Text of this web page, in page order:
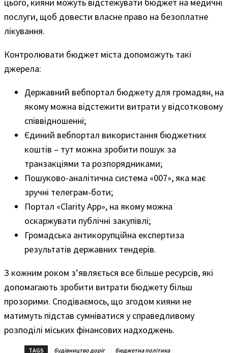
цього, кияни можуть відстежувати бюджет на медичні
послуги, щоб довести власне право на безоплатне
лікування.
Контролювати бюджет міста допоможуть такі
джерела:
Державний вебпортал бюджету для громадян, на
якому можна відстежити витрати у відсотковому
співвідношенні;
Єдиний вебпортал використання бюджетних
коштів – тут можна зробити пошук за
транзакціями та розпорядниками;
Пошуково-аналітична система «007», яка має
зручні телеграм-боти;
Портал «Clarity App», на якому можна
оскаржувати публічні закупівлі;
Громадська антикорупційна експертиза
результатів державних тендерів.
З кожним роком з’являється все більше ресурсів, які
допомагають зробити витрати бюджету більш
прозорими. Сподіваємось, що згодом кияни не
матимуть підстав сумніватися у справедливому
розподілі міських фінансових надходжень.
TAGS будівництво доріг
бюджетна політика